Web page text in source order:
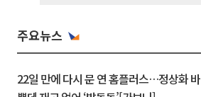
주요뉴스
22일 만에 다시 문 연 홈플러스…정상화 바